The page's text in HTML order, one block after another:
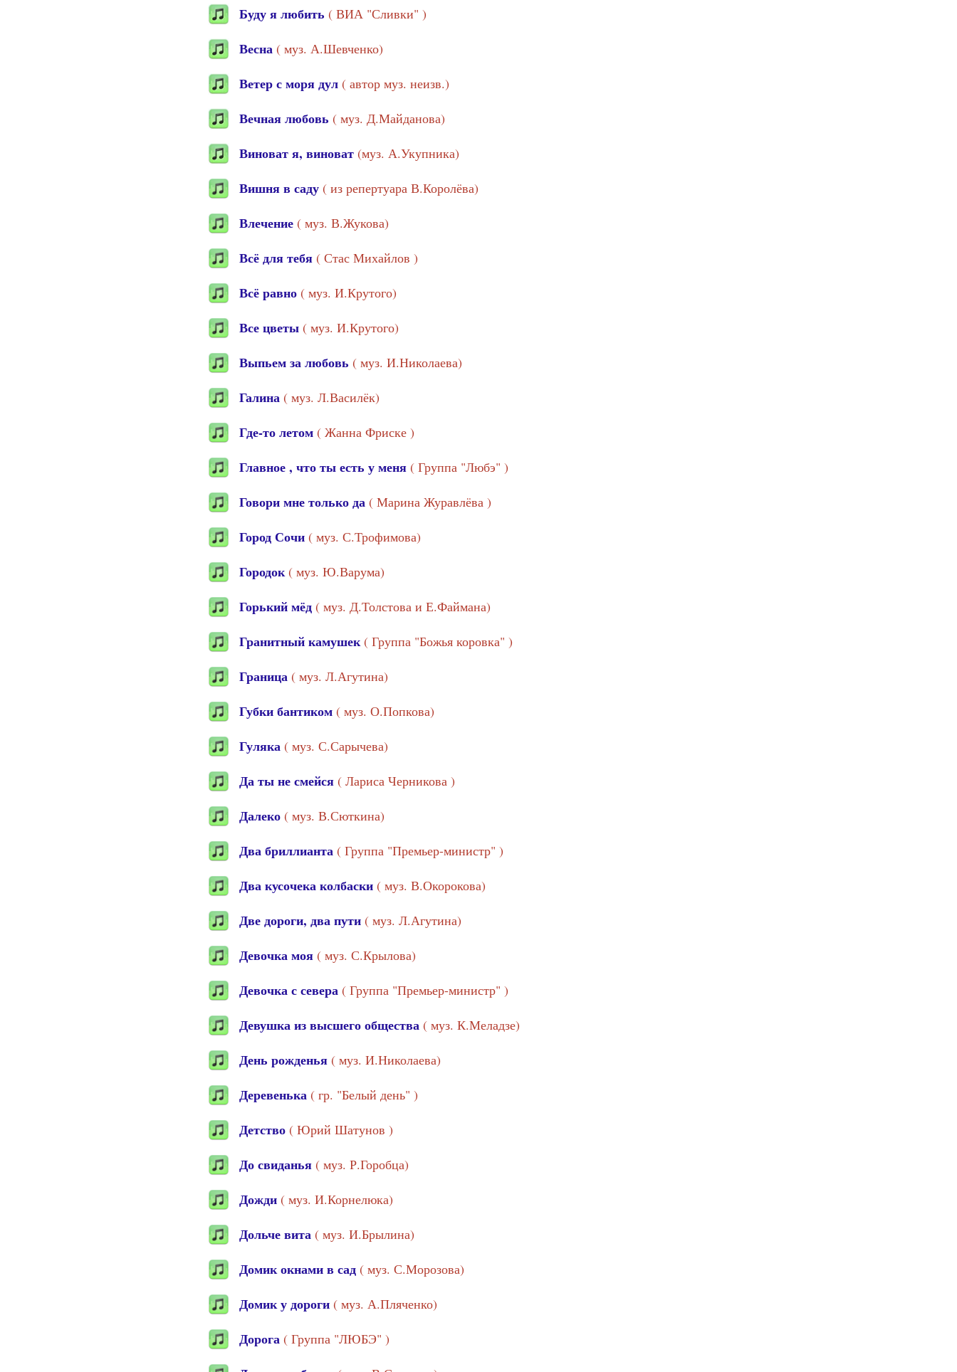
Буду я любить ( ВИА "Сливки" )
Весна ( муз. А.Шевченко)
Ветер с моря дул ( автор муз. неизв.)
Вечная любовь ( муз. Д.Майданова)
Виноват я, виноват (муз. А.Укупника)
Вишня в саду ( из репертуара В.Королёва)
Влечение ( муз. В.Жукова)
Всё для тебя ( Стас Михайлов )
Всё равно ( муз. И.Крутого)
Все цветы ( муз. И.Крутого)
Выпьем за любовь ( муз. И.Николаева)
Галина ( муз. Л.Василёк)
Где-то летом ( Жанна Фриске )
Главное , что ты есть у меня ( Группа "Любэ" )
Говори мне только да ( Марина Журавлёва )
Город Сочи ( муз. С.Трофимова)
Городок ( муз. Ю.Варума)
Горький мёд ( муз. Д.Толстова и Е.Файмана)
Гранитный камушек( Группа "Божья коровка" )
Граница ( муз. Л.Агутина)
Губки бантиком ( муз. О.Попкова)
Гуляка ( муз. С.Сарычева)
Да ты не смейся ( Лариса Черникова )
Далеко ( муз. В.Сюткина)
Два бриллианта ( Группа "Премьер-министр" )
Два кусочека колбаски ( муз. В.Окорокова)
Две дороги, два пути ( муз. Л.Агутина)
Девочка моя ( муз. С.Крылова)
Девочка с севера ( Группа "Премьер-министр" )
Девушка из высшего общества ( муз. К.Меладзе)
День рожденья ( муз. И.Николаева)
Деревенька ( гр. "Белый день" )
Детство ( Юрий Шатунов )
До свиданья ( муз. Р.Горобца)
Дожди ( муз. И.Корнелюка)
Дольче вита ( муз. И.Брылина)
Домик окнами в сад ( муз. С.Морозова)
Домик у дороги ( муз. А.Пляченко)
Дорога ( Группа "ЛЮБЭ" )